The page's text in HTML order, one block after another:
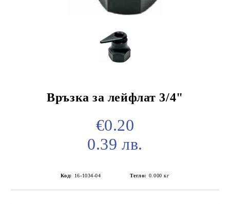
Връзка за лейфлат 3/4"
€0.20
0.39 лв.
Код: 16-1034-04 Тегло: 0.000 кг